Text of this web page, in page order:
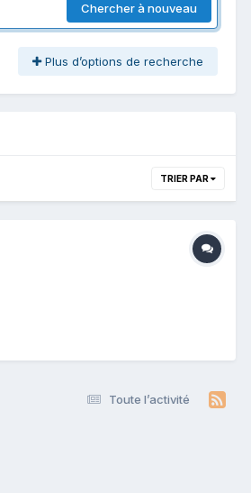
Chercher à nouveau
Plus d’options de recherche
TRIER PAR
Toute l’activité